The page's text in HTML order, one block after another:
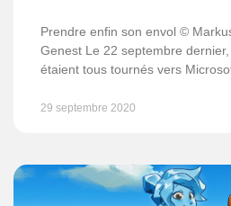
Prendre enfin son envol ©
Genest Le 22 septembre
étaient tous tournés vers
29 septembre 2020